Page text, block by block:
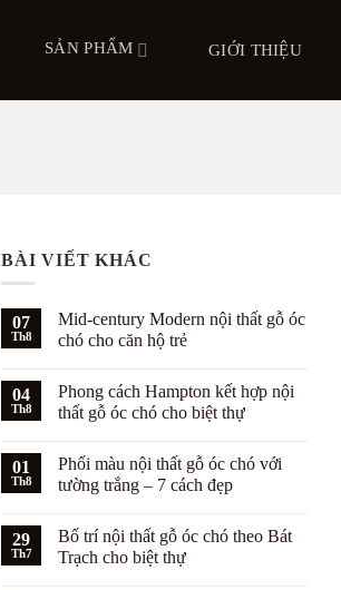
SẢN PHẨM GIỚI THIỆU
BÀI VIẾT KHÁC
07
Th8
Mid-century Modern nội thất gỗ óc
chó cho căn hộ trẻ
bình
luận
ở
Modern
nội
thất
chó
cho
căn
04
Th8
Phong cách Hampton kết hợp nội
thất gỗ óc chó cho biệt thự
bình
luận
ở
Hampton
kết
hợp
01
Th8
Phối màu nội thất gỗ óc chó với
tường trắng – 7 cách đẹp
bình
luận
ở
29
Th7
Bố trí nội thất gỗ óc chó theo Bát
Trạch cho biệt thự